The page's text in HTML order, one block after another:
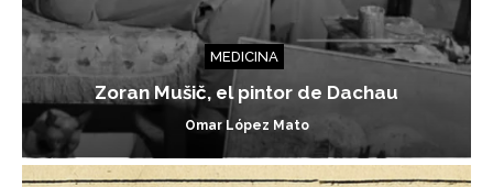
MEDICINA
Zoran Mušič, el pintor de Dachau
Omar López Mato